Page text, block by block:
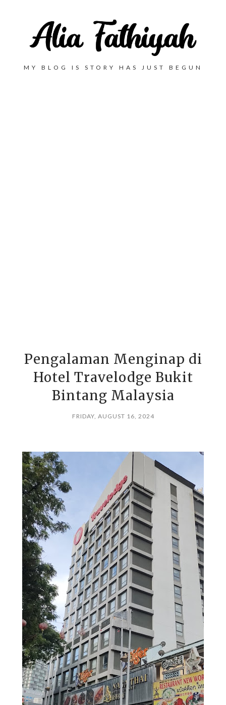
MY BLOG IS STORY HAS JUST BEGUN
Pengalaman Menginap di
Hotel Travelodge Bukit
Bintang Malaysia
FRIDAY, AUGUST 16, 2024